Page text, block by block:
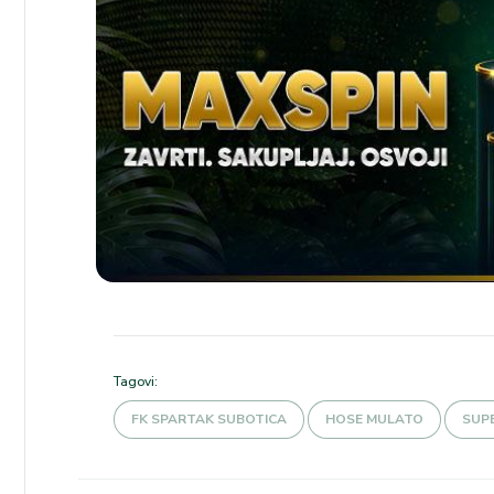
Tagovi:
FK SPARTAK SUBOTICA HOSE MULATO